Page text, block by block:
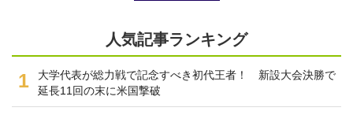
人気記事ランキング
1
大学代表が総力戦で記念すべき初代王者！ 新設大会決勝で
延長11回の末に米国撃破